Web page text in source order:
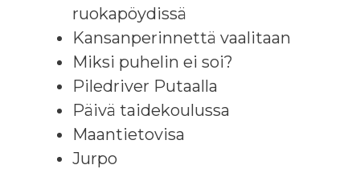
ruokapöydissä
Kansanperinnettä vaalitaan
Miksi puhelin ei soi?
Piledriver Putaalla
Päivä taidekoulussa
Maantietovisa
Jurpo